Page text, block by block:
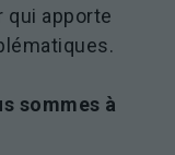
qui apporte
sommes à